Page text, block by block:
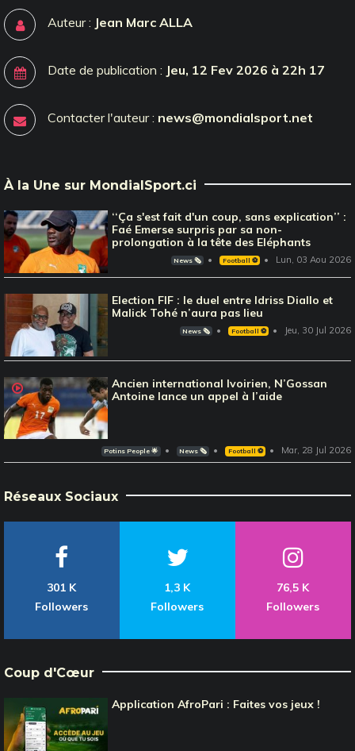
Auteur : Jean Marc ALLA
Date de publication : Jeu, 12 Fev 2026 à 22h 17
Contacter l'auteur : news@mondialsport.net
À la Une sur MondialSport.ci
‘‘Ça s'est fait d'un coup, sans explication’’ :
Faé Emerse surpris par sa non-
prolongation à la tête des Eléphants
News 🗞️ Football ⚽️ Lun, 03 Aou 2026
Election FIF : le duel entre Idriss Diallo et
Malick Tohé n’aura pas lieu
News 🗞️ Football ⚽️ Jeu, 30 Jul 2026
Ancien international Ivoirien, N’Gossan
Antoine lance un appel à l’aide
Potins People 🌟 News 🗞️ Football ⚽️ Mar, 28 Jul 2026
Réseaux Sociaux
301 K
Followers
1,3 K
Followers
76,5 K
Followers
Coup d'Cœur
Application AfroPari : Faites vos jeux !